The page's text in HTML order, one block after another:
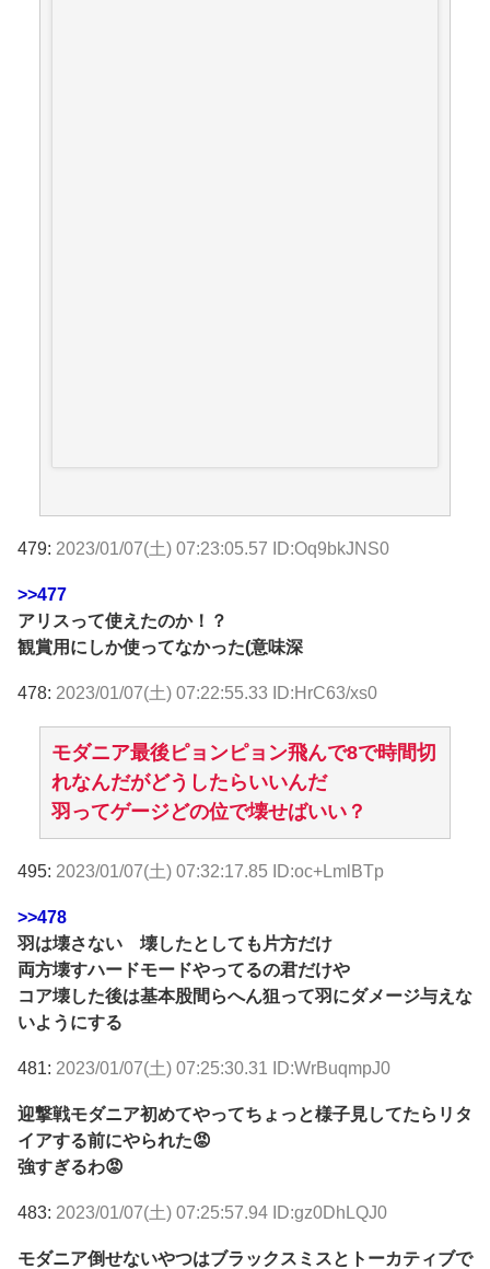
479: 2023/01/07(土) 07:23:05.57 ID:Oq9bkJNS0
>>477
アリスって使えたのか！？
観賞用にしか使ってなかった(意味深
478: 2023/01/07(土) 07:22:55.33 ID:HrC63/xs0
モダニア最後ピョンピョン飛んで8で時間切
れなんだがどうしたらいいんだ
羽ってゲージどの位で壊せばいい？
495: 2023/01/07(土) 07:32:17.85 ID:oc+LmlBTp
>>478
羽は壊さない 壊したとしても片方だけ
両方壊すハードモードやってるの君だけや
コア壊した後は基本股間らへん狙って羽にダメージ与えな
いようにする
481: 2023/01/07(土) 07:25:30.31 ID:WrBuqmpJ0
迎撃戦モダニア初めてやってちょっと様子見してたらリタ
イアする前にやられた😡
強すぎるわ😡
483: 2023/01/07(土) 07:25:57.94 ID:gz0DhLQJ0
モダニア倒せないやつはブラックスミスとトーカティブで